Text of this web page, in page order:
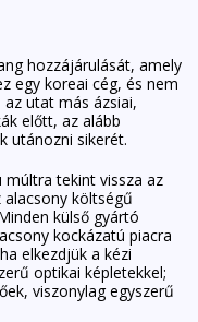
hozzájárulását, amely
egy koreai cég, és nem
az utat más ázsiai,
előtt, az alább
utánozni sikerét.
múltra tekint vissza az
költségű
külső gyártó
kockázatú piacra
elkezdjük a kézi
optikai képletekkel;
viszonylag egyszerű